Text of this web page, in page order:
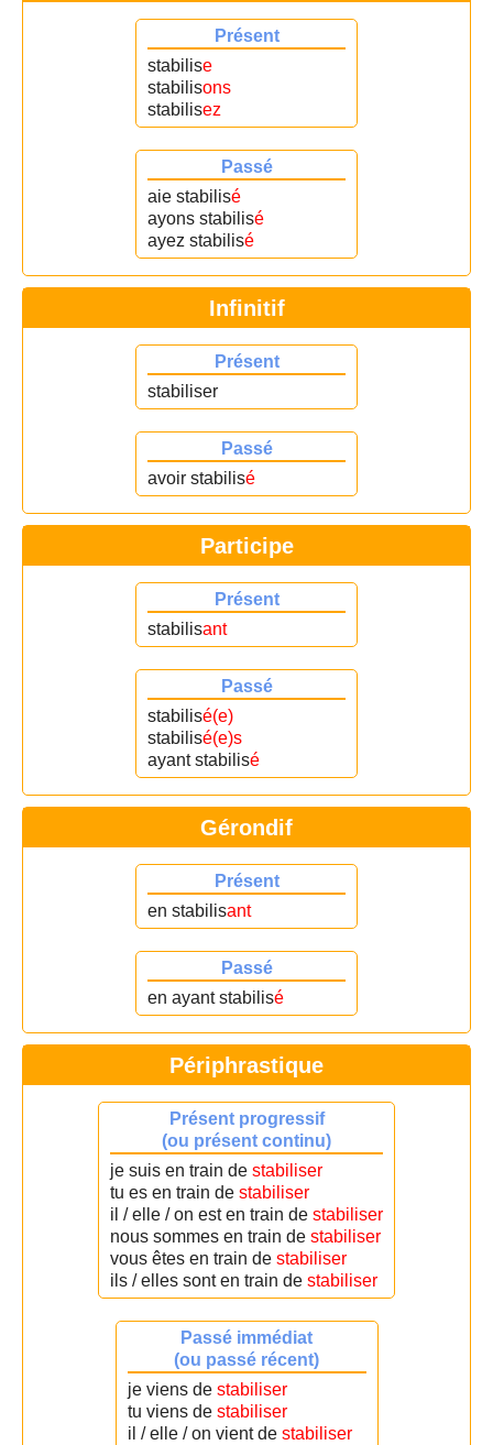
Présent
stabilise
stabilisons
stabilisez
Passé
aie stabilisé
ayons stabilisé
ayez stabilisé
Infinitif
Présent
stabiliser
Passé
avoir stabilisé
Participe
Présent
stabilisant
Passé
stabilisé(e)
stabilisé(e)s
ayant stabilisé
Gérondif
Présent
en stabilisant
Passé
en ayant stabilisé
Périphrastique
Présent progressif
(ou présent continu)
je suis en train de stabiliser
tu es en train de stabiliser
il / elle / on est en train de stabiliser
nous sommes en train de stabiliser
vous êtes en train de stabiliser
ils / elles sont en train de stabiliser
Passé immédiat
(ou passé récent)
je viens de stabiliser
tu viens de stabiliser
il / elle / on vient de stabiliser